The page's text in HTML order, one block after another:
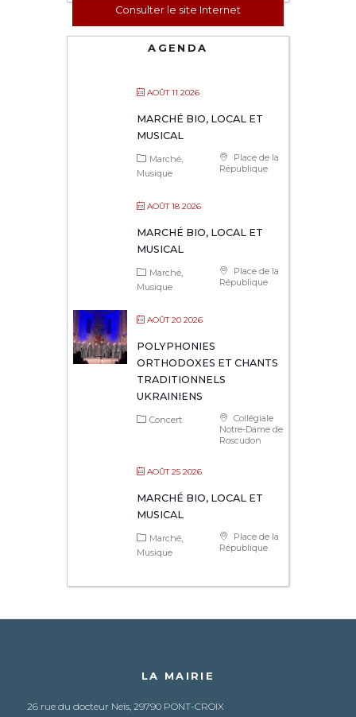
Consulter le site Internet
AGENDA
AOÛT 11 2026
MARCHÉ BIO, LOCAL ET
MUSICAL
Place de la
République
Marché
Musique
AOÛT 18 2026
MARCHÉ BIO, LOCAL ET
MUSICAL
Place de la
République
Marché
Musique
AOÛT 20 2026
POLYPHONIES
ORTHODOXES ET CHANTS
TRADITIONNELS
UKRAINIENS
Collégiale
Notre-Dame de
Roscudon
Concert
AOÛT 25 2026
MARCHÉ BIO, LOCAL ET
MUSICAL
Place de la
République
Marché
Musique
LA MAIRIE
26 rue du docteur Neïs, 29790 PONT-CROIX